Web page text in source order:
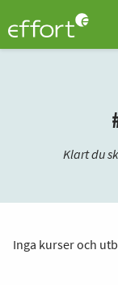
Klart du
Inga kurser och